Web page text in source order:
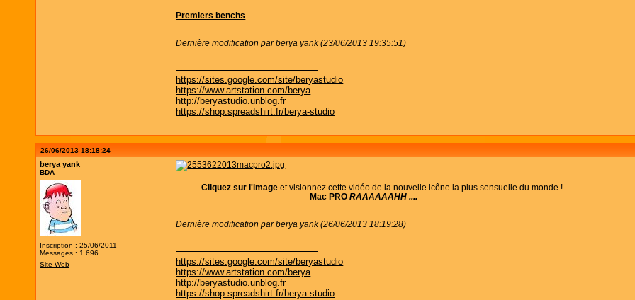
Premiers benchs
Dernière modification par berya yank (23/06/2013 19:35:51)
https://sites.google.com/site/beryastudio
https://www.artstation.com/berya
http://beryastudio.unblog.fr
https://shop.spreadshirt.fr/berya-studio
26/06/2013 18:18:24
berya yank
BDA
Inscription : 25/06/2011
Messages : 1 696
Site Web
Cliquez sur l'imageet visionnez cette vidéo de la nouvelle icône la plus sensuelle du monde !
Mac PRORAAAAAAHH ....
Dernière modification par berya yank (26/06/2013 18:19:28)
https://sites.google.com/site/beryastudio
https://www.artstation.com/berya
http://beryastudio.unblog.fr
https://shop.spreadshirt.fr/berya-studio